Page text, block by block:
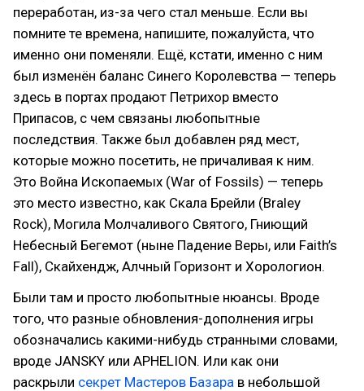
переработан, из-за чего стал меньше. Если вы
помните те времена, напишите, пожалуйста, что
именно они поменяли. Ещё, кстати, именно с ним
был изменён баланс Синего Королевства — теперь
здесь в портах продают Петрихор вместо
Припасов, с чем связаны любопытные
последствия. Также был добавлен ряд мест,
которые можно посетить, не причаливая к ним.
Это Война Ископаемых (War of Fossils) — теперь
это место известно, как Скала Брейли (Braley
Rock), Могила Молчаливого Святого, Гниющий
Небесный Бегемот (ныне Падение Веры, или Faith’s
Fall), Скайхендж, Алчный Горизонт и Хорологион.
Были там и просто любопытные нюансы. Вроде
того, что разные обновления-дополнения игры
обозначались какими-нибудь странными словами,
вроде JANSKY или APHELION. Или как они
раскрыли секрет Мастеров Базара в небольшой